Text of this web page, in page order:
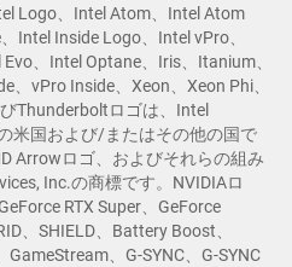
Logo、Intel Atom、Intel Atom
Intel Inside Logo、Intel vPro、
、Intel Optane、Iris、Itanium、
vPro Inside、Xeon、Xeon Phi、
Thunderboltロゴは、Intel
米国および/またはその他の国で
Arrowロゴ、およびそれらの組み
Inc.の商標です。NVIDIAロ
RTX Super、GeForce
、SHIELD、Battery Boost、
GameStream、G-SYNC、G-SYNC